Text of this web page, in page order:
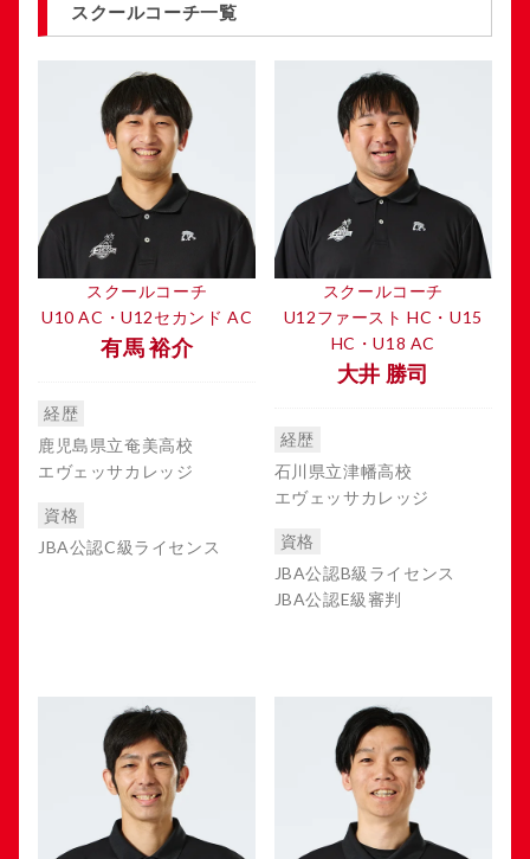
スクールコーチ一覧
スクールコーチ
U10 AC・U12セカンド AC
有馬 裕介
経歴
鹿児島県立奄美高校
エヴェッサカレッジ
資格
JBA公認C級ライセンス
スクールコーチ
U12ファースト HC・U15
HC・U18 AC
大井 勝司
経歴
石川県立津幡高校
エヴェッサカレッジ
資格
JBA公認B級ライセンス
JBA公認E級審判